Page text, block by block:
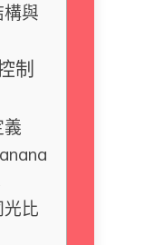
與
制
比